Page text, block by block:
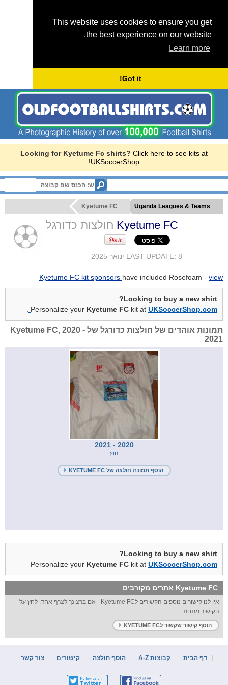
This website uses cookies to ensure you get
the best experience on our website.
Learn more
Got it!
Looking for Kyetume Fc shirts? Click here to see kits at
UKSoccerShop!
Uganda Leagues & Teams
Kyetume FC
Kyetume FC חולצות כדורגל
LAST UPDATE: 8 ינואר 2025
Kyetume FC kit sponsors have included Rosefoam -view
Looking to buy a new shirt?
Personalize your Kyetume FC kit atUKSoccerShop.com
תמונות אוהדים של חולצות כדורגל של Kyetume FC, 2020 -
2021
2020 - 2021
חוץ
הוסף תמונת חולצה של KYETUME FC
Looking to buy a new shirt?
Personalize your Kyetume FC kit atUKSoccerShop.com
Kyetume FC אתרים מקורבים
אין לנו קישורים נוספים הקשורים לKyetume FC - אם ברצונך לצרף אחד, לחץ על
הקישור מתחת
הוסף קישור שקשור לKYETUME FC
דף הבית קבוצות A-Z הוסף חולצה קישורים צור קשר